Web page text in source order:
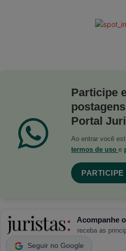
Participe
Portal
Ao entrar você
termos de uso e
Acompanhe
receba as
Seguir no Google